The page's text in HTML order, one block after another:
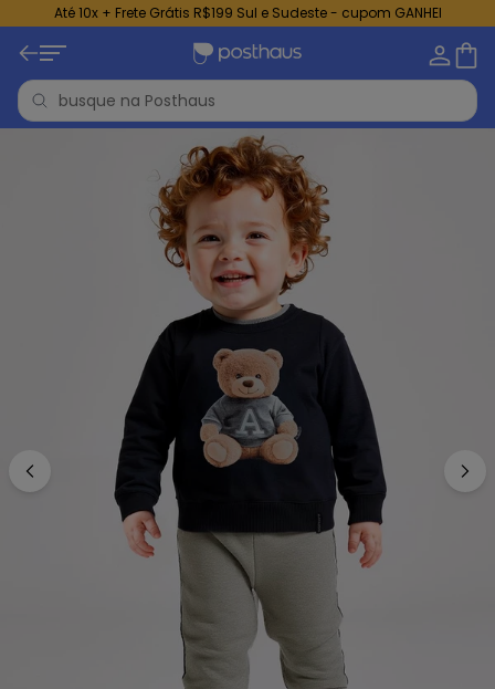
Até 10x + Frete Grátis R$199 Sul e Sudeste - cupom GANHEI